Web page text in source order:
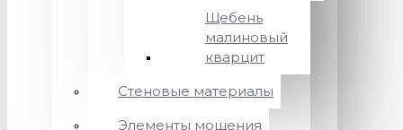
Щебень
малиновый
кварцит
Стеновые материалы
Элементы мощения